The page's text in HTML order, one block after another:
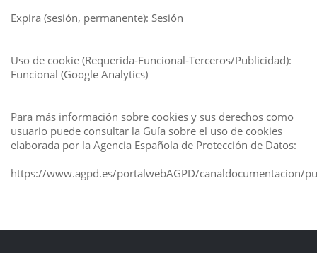
Expira (sesión, permanente): Sesión
Uso de cookie (Requerida‐Funcional‐Terceros/Publicidad):
Funcional (Google Analytics)
Para más información sobre cookies y sus derechos como
usuario puede consultar la Guía sobre el uso de cookies
elaborada por la Agencia Española de Protección de Datos:
https://www.agpd.es/portalwebAGPD/canaldocumentacion/